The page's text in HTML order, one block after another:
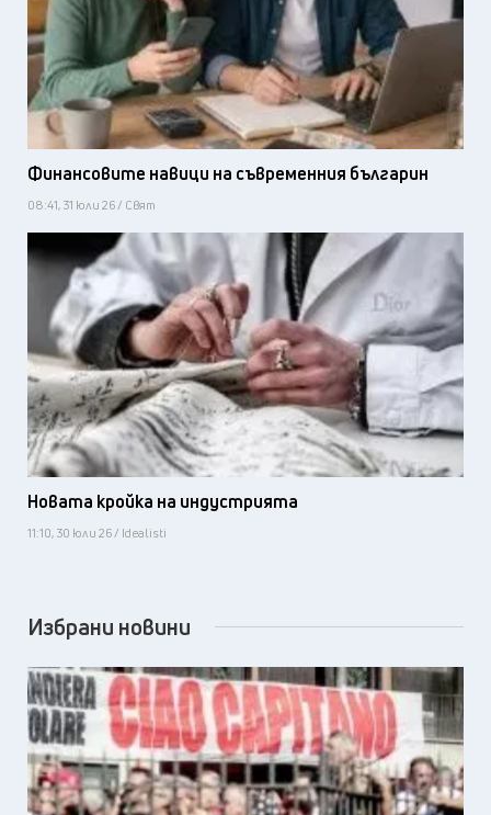
Финансовите навици на съвременния българин
08:41, 31 юли 26 / Свят
Новата кройка на индустрията
11:10, 30 юли 26 / Idealisti
Избрани новини